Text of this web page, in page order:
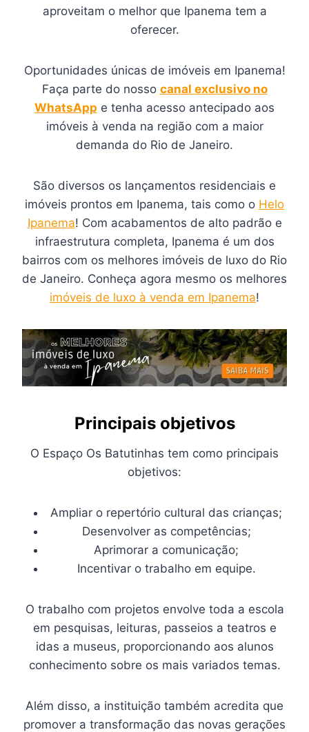
aproveitam o melhor que Ipanema tem a
oferecer.
Oportunidades únicas de imóveis em Ipanema!
Faça parte do nosso canal exclusivo no
WhatsApp e tenha acesso antecipado aos
imóveis à venda na região com a maior
demanda do Rio de Janeiro.
São diversos os lançamentos residenciais e
imóveis prontos em Ipanema, tais como o Helo
Ipanema! Com acabamentos de alto padrão e
infraestrutura completa, Ipanema é um dos
bairros com os melhores imóveis de luxo do Rio
de Janeiro. Conheça agora mesmo os melhores
imóveis de luxo à venda em Ipanema!
Principais objetivos
O Espaço Os Batutinhas tem como principais
objetivos:
Ampliar o repertório cultural das crianças;
Desenvolver as competências;
Aprimorar a comunicação;
Incentivar o trabalho em equipe.
O trabalho com projetos envolve toda a escola
em pesquisas, leituras, passeios a teatros e
idas a museus, proporcionando aos alunos
conhecimento sobre os mais variados temas.
Além disso, a instituição também acredita que
promover a transformação das novas gerações